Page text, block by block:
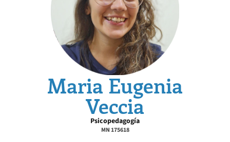
Maria Eugenia
Veccia
Psicopedagogía
MN 175618